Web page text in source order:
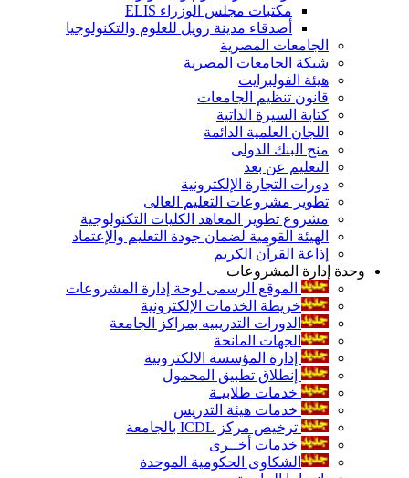
مكتبات مجلس الوزراء ELIS
أصدقاء مدينة زويل للعلوم والتكنولوجيا
الجامعات المصرية
شبكة الجامعات المصرية
هيئة الفولبرايت
قانون تنظيم الجامعات
كتابة السيرة الذاتية
اللجان العلمية الدائمة
منح البنك الدولى
التعليم عن بعد
دورات التجارة الإلكترونية
تطوير مشروعات التعليم العالى
مشروع تطوير المعاهد الكليات التكنولوجية
الهيئة القومية لضمان جودة التعليم والإعتماد
إذاعة القرآن الكريم
وحدة إدارة المشروعات
الموقع الرسمى لوحة إدارة المشروعات
خريطة الخدمات الإلكترونية
الدورات التدريبيه بمراكز الجامعة
الجهات المانحة
إدارة المؤسسة الالكترونية
إنطلاق تطبيق المحمول
خدمات طلابيـة
خدمات هيئة التدريس
ترخيص مركز ICDL بالجامعة
خدمات أخــرى
الشكاوى الحكومية الموحدة